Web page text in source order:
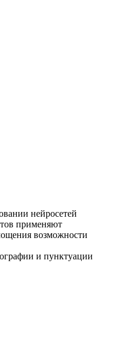
нейросетей
применяют
возможности
и пунктуации